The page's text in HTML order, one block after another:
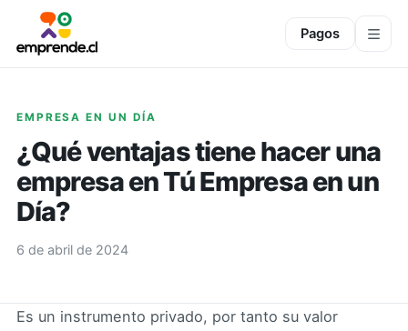
Pagos
EMPRESA EN UN DÍA
¿Qué ventajas tiene hacer una
empresa en Tú Empresa en un
Día?
6 de abril de 2024
Es un instrumento privado, por tanto su valor